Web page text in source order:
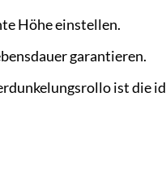
Höhe einstellen.
garantieren.
ist die